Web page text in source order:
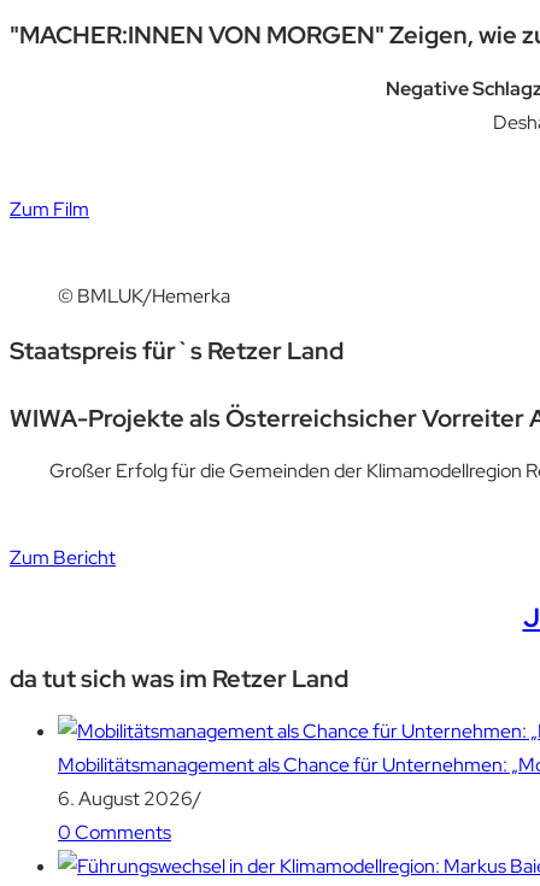
"MACHER:INNEN VON MORGEN" Zeigen, wie
Negative
Zum Film
© BMLUK/Hemerka
Staatspreis für`s Retzer Land
WIWA-Projekte als Österreichsicher Vorreiter
Großer Erfolg für die Gemeinden der Klimamodellregion
Zum Bericht
da tut sich was im Retzer Land
Mobilitätsmanagement als Chance für Unternehmen:
6. August 2026/
0 Comments